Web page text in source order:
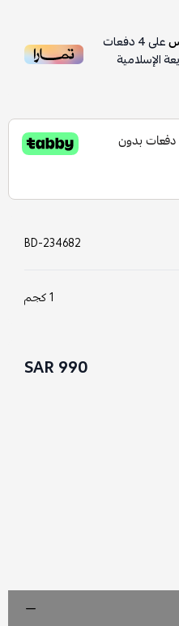
على4دفعات
الإسلامية
BD-234682
1 كجم
990 SAR